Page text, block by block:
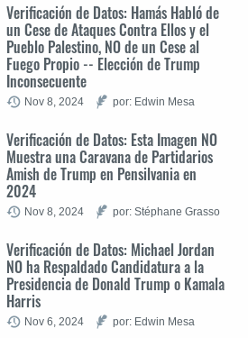
Verificación de Datos: Hamás Habló de
un Cese de Ataques Contra Ellos y el
Pueblo Palestino, NO de un Cese al
Fuego Propio -- Elección de Trump
Inconsecuente
Nov 8, 2024 por: Edwin Mesa
Verificación de Datos: Esta Imagen NO
Muestra una Caravana de Partidarios
Amish de Trump en Pensilvania en
2024
Nov 8, 2024 por: Stéphane Grasso
Verificación de Datos: Michael Jordan
NO ha Respaldado Candidatura a la
Presidencia de Donald Trump o Kamala
Harris
Nov 6, 2024 por: Edwin Mesa